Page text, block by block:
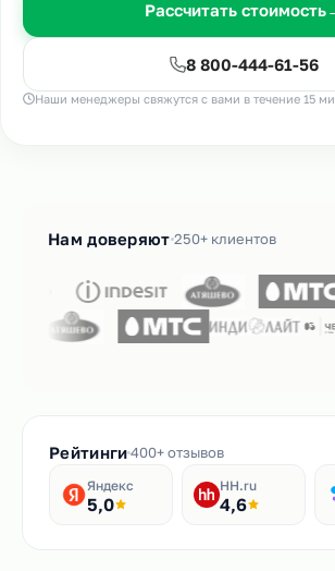
Рассчитать стоимость
8 800-444-61-56
Наши менеджеры свяжутся с вами в течение 15
Нам доверяют 250+ клиентов
Рейтинги400+ отзывов
Яндекс
5,0
HH.ru
4,6